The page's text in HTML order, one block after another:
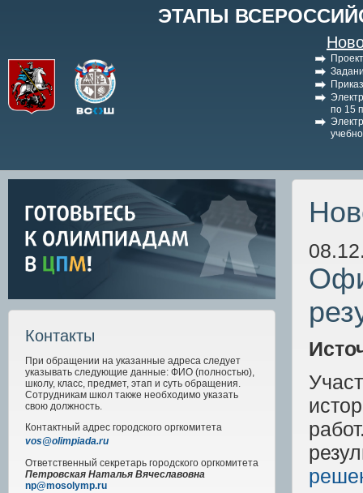
ЭТАПЫ
по 15
Контакты
При обращении на указанные адреса следует
указывать следующие данные: ФИО (полностью),
школу, класс, предмет, этап и суть обращения.
Сотрудникам школ также необходимо указать
свою должность.
Контактный адрес городского оргкомитета
vos@olimpiada.ru
Ответственный секретарь городского оргкомитета
Петровская Наталья Вячеславовна
np@mosolymp.ru